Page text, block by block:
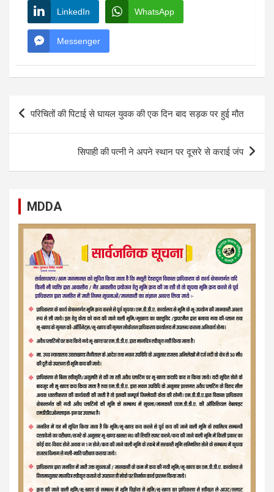
LinkedIn WhatsApp
Messenger
Post
परिचितों की पिटाई से घायल युवक की एक दिन बाद सड़क पर हुई मौत
सिपाही की पत्नी ने अपने स्थान पर दूसरे से कराई जंप
MDDA